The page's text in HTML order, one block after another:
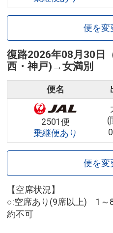
便を変
復路2026年08月30日
西・神戸) →女満別
便名
2501便
乗継便あり
(
便を変
【空席状況】
○:空席あり(9席以上) 1
約不可